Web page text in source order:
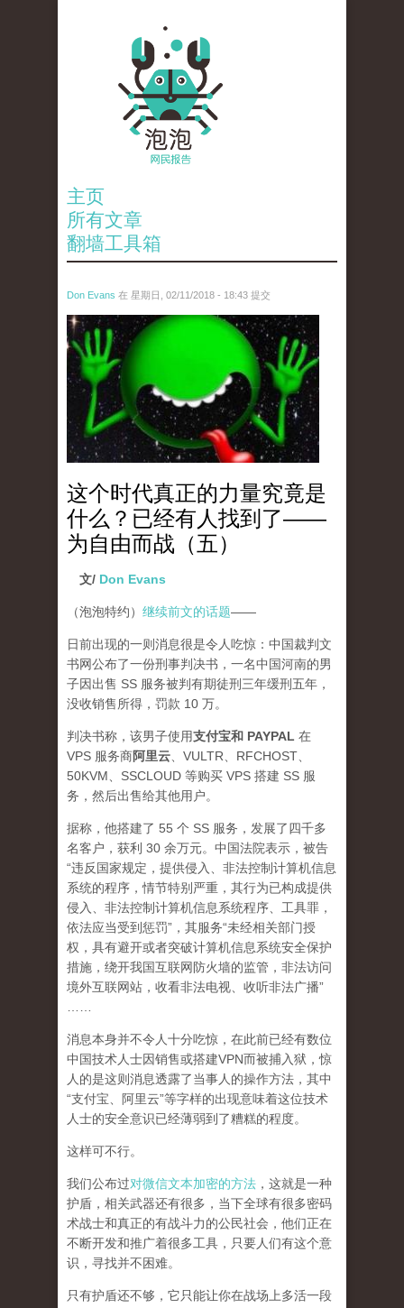
主页
所有文章
翻墙工具箱
Don Evans 在 星期日, 02/11/2018 - 18:43 提交
wechatimg1429.jpeg
这个时代真正的力量究竟是
什么？已经有人找到了——
为自由而战（五）
文/ Don Evans
（泡泡特约） 继续前文的话题——
日前出现的一则消息很是令人吃惊：中国裁判文
书网公布了一份刑事判决书，一名中国河南的男
子因出售 SS 服务被判有期徒刑三年缓刑五年，
没收销售所得，罚款 10 万。
判决书称，该男子使用支付宝和 PAYPAL 在
VPS 服务商阿里云 、VULTR、RFCHOST、
50KVM、SSCLOUD 等购买 VPS 搭建 SS 服
务，然后出售给其他用户。
据称，他搭建了 55 个 SS 服务，发展了四千多
名客户，获利 30 余万元。中国法院表示，被告
“违反国家规定，提供侵入、非法控制计算机信息
系统的程序，情节特别严重，其行为已构成提供
侵入、非法控制计算机信息系统程序、工具罪，
依法应当受到惩罚”，其服务“未经相关部门授
权，具有避开或者突破计算机信息系统安全保护
措施，绕开我国互联网防火墙的监管，非法访问
境外互联网站，收看非法电视、收听非法广播”
消息本身并不令人十分吃惊，在此前已经有数位
中国技术人士因销售或搭建VPN而被捕入狱，惊
人的是这则消息透露了当事人的操作方法，其中
“支付宝、阿里云”等字样的出现意味着这位技术
人士的安全意识已经薄弱到了糟糕的程度。
这样可不行。
我们公布过对微信文本加密的方法 ，这就是一种
护盾，相关武器还有很多，当下全球有很多密码
术战士和真正的有战斗力的公民社会，他们正在
不断开发和推广着很多工具，只要人们有这个意
识，寻找并不困难。
只有护盾还不够，它只能让你在战场上多活一段